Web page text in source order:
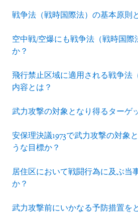
戦争法（戦時国際法）の基本原則
空中戦/空爆にも戦争法（戦時国際
か？
飛行禁止区域に適用される戦争法
内容とは？
武力攻撃の対象となり得るターゲ
安保理決議1973で武力攻撃の対象
うな目標か？
居住区において戦闘行為に及ぶ当
か？
武力攻撃前にいかなる予防措置を